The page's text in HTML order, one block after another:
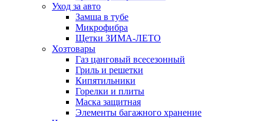
Уход за авто
Замша в тубе
Микрофибра
Щетки ЗИМА-ЛЕТО
Хозтовары
Газ цанговый всесезонный
Гриль и решетки
Кипятильники
Горелки и плиты
Маска защитная
Элементы багажного хранение